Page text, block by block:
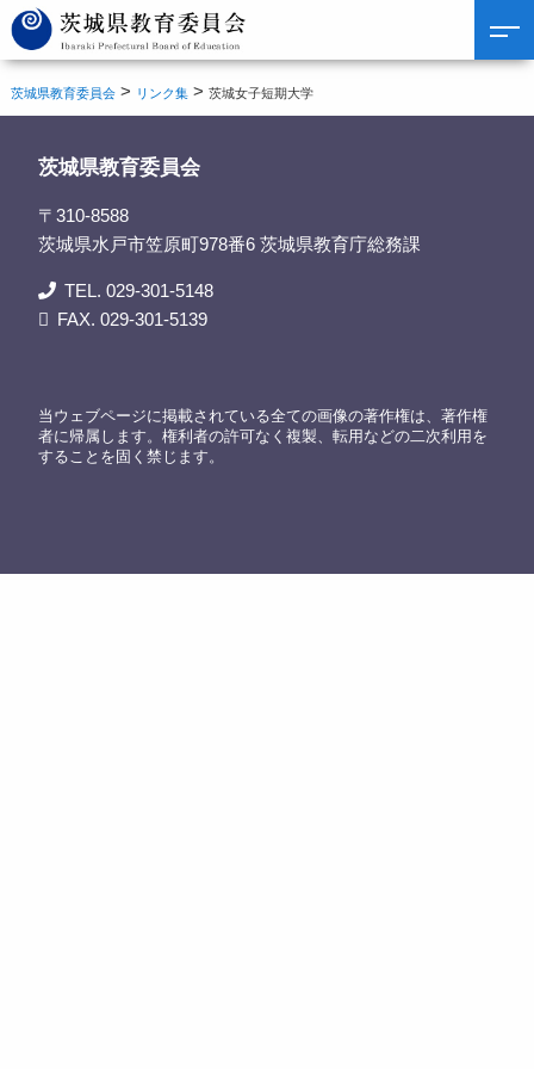
茨城県教育委員会 > リンク集 >茨城女子短期大学
茨城県教育委員会
〒310-8588
茨城県水戸市笠原町978番6 茨城県教育庁総務課
TEL. 029-301-5148
FAX. 029-301-5139
当ウェブページに掲載されている全ての画像の著作権は、著作権
者に帰属します。権利者の許可なく複製、転用などの二次利用を
することを固く禁じます。